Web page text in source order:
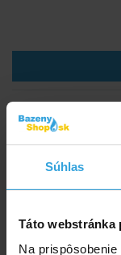
Súhlas
Táto webstránka
Na